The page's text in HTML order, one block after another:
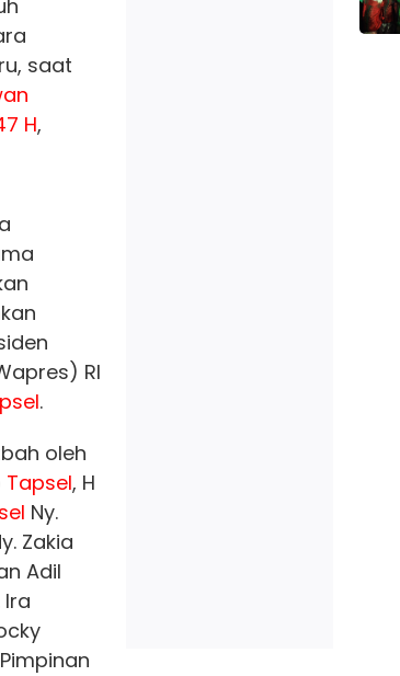
saat
H,
RI
.
oleh
Tapsel, H
Ny.
Zakia
Adil